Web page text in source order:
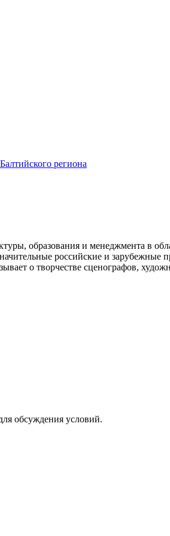
региона
образования и менеджмента в
российские и
о творчестве сценографов,
обсуждения условий.